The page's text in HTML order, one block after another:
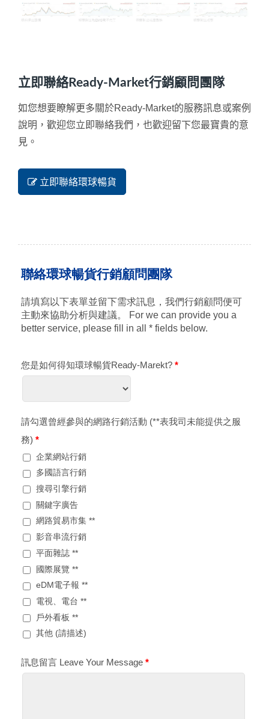
立即聯絡Ready-Market行銷顧問團隊
如您想要瞭解更多關於Ready-Market的服務訊息或案例
說明，歡迎您立即聯絡我們，也歡迎留下您最寶貴的意
見。
立即聯絡環球暢貨